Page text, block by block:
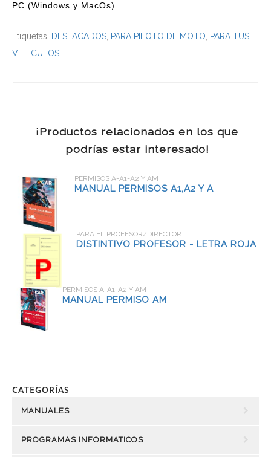
PC (Windows y MacOs).
Etiquetas: DESTACADOS PARA PILOTO DE MOTO
PARA TUS
VEHICULOS
¡Productos relacionados en los que
podrías estar interesado!
PERMISOS A-A1-A2 Y AM
MANUAL PERMISOS A1,A2 Y A
PARA EL PROFESOR/DIRECTOR
DISTINTIVO PROFESOR - LETRA ROJA
PERMISOS A-A1-A2 Y AM
MANUAL PERMISO AM
CATEGORÍAS
MANUALES
PROGRAMAS INFORMATICOS